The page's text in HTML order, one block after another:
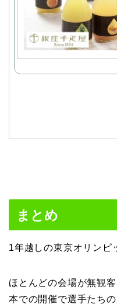
まとめ
1年越しの東京オリンピ
ほとんどの会場が無観
本での開催で選手たち